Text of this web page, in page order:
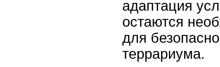
адаптация
остаются
для
террариума.